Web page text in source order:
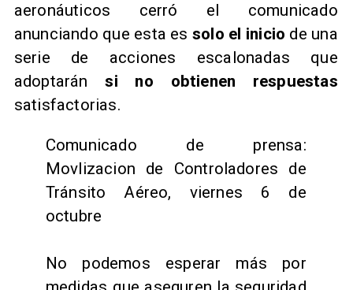
aeronáuticos cerró el comunicado
anunciando que esta essolo el inicio de una
serie de acciones escalonadas que
adoptarán si no obtienen respuestas
satisfactorias.
Comunicado de prensa:
Movlizacion de Controladores de
Tránsito Aéreo, viernes 6 de
octubre
No podemos esperar más por